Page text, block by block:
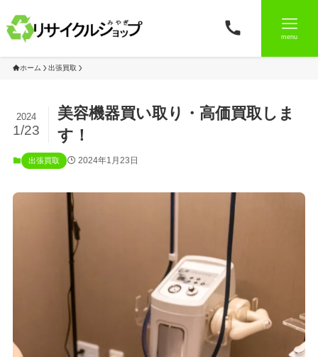
menu
ホーム 出張買取
美容機器買い取り・高価買取しま
す！
2024
1/23
出張買取 2024年1月23日